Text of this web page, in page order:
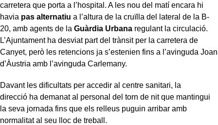
carretera que porta a l’hospital. A les nou del matí encara hi
havia pas alternatiu a l’altura de la cruïlla del lateral de la B-
20, amb agents de la Guàrdia Urbana regulant la circulació.
L’Ajuntament ha desviat part del trànsit per la carretera de
Canyet, però les retencions ja s’estenien fins a l’avinguda Joan
d’Àustria amb l’avinguda Carlemany.
Davant les dificultats per accedir al centre sanitari, la
direcció ha demanat al personal del torn de nit que mantingui
la seva jornada fins que els relleus puguin arribar amb
normalitat al seu lloc de treball.